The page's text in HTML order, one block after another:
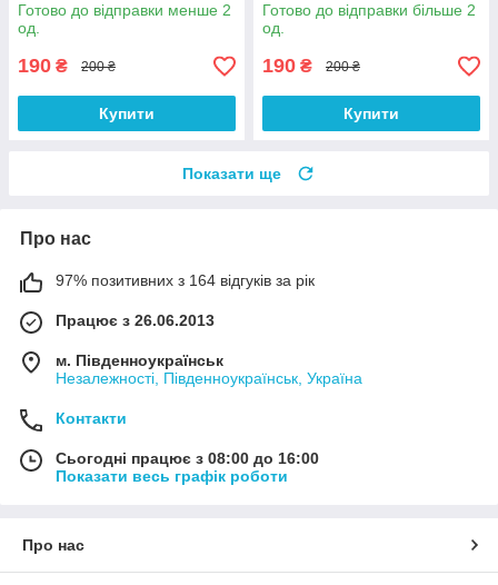
Готово до відправки менше 2
од.
190 ₴ 200 ₴
Купити
Готово до відправки більше 2
од.
190 ₴ 200 ₴
Купити
Показати ще
Про нас
97% позитивних з 164 відгуків за рік
Працює з 26.06.2013
м. Південноукраїнськ
Незалежності, Південноукраїнськ, Україна
Контакти
Сьогодні працює з 08:00 до 16:00
Показати весь графік роботи
Про нас